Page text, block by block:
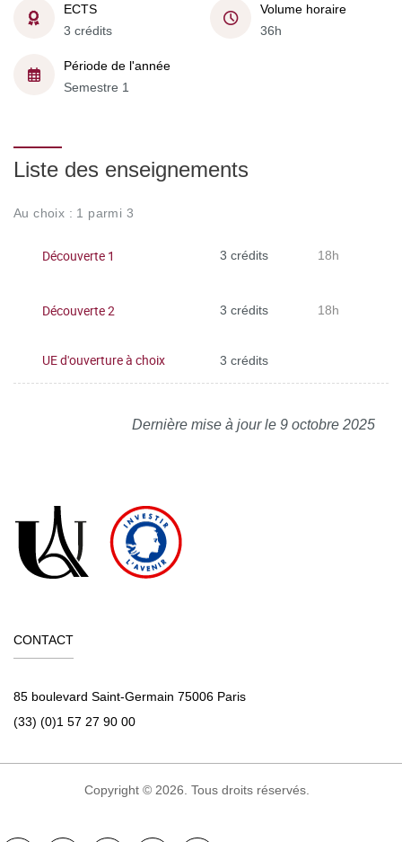
ECTS
3 crédits
Volume horaire
36h
Période de l'année
Semestre 1
Liste des enseignements
Au choix : 1 parmi 3
Découverte 1 3 crédits 18h
Découverte 2 3 crédits 18h
UE d'ouverture à choix 3 crédits
Dernière mise à jour le 9 octobre 2025
CONTACT
85 boulevard Saint-Germain 75006 Paris
(33) (0)1 57 27 90 00
Copyright © 2026. Tous droits réservés.